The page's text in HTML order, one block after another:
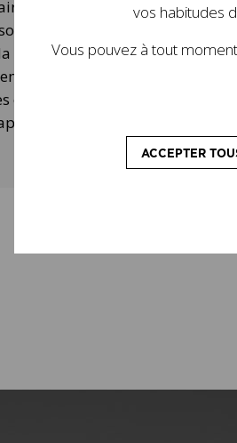
connaître la vie et le travail de
importance dans l'histoire de
contemporanéité de son legs.
compléter le programme :
ou des ateliers pédagogiques,
la vision du couturier.
vos habitudes
Vous pouvez à tout
ACCEPTER